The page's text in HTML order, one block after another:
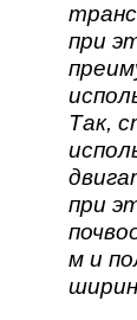
при
Так,
при
м и